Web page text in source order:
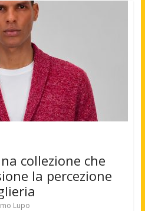
collezione che
la percezione
Lupo